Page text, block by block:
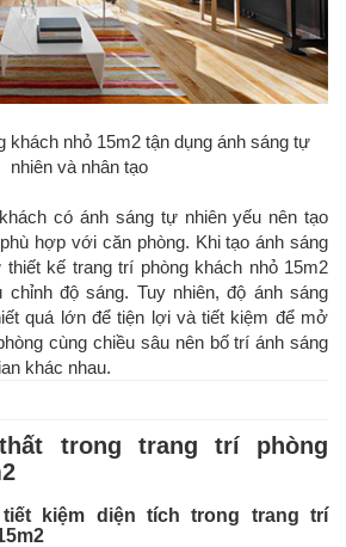
khách nhỏ 15m2 tận dụng ánh sáng tự
nhiên và nhân tạo
có ánh sáng tự nhiên yếu nên tạo
hợp với căn phòng. Khi tạo ánh sáng
kế trang trí phòng khách nhỏ 15m2
chỉnh độ sáng. Tuy nhiên, độ ánh sáng
quá lớn để tiện lợi và tiết kiệm để mở
cùng chiều sâu nên bố trí ánh sáng
khác nhau.
trong trang trí phòng
kiệm diện tích trong trang trí